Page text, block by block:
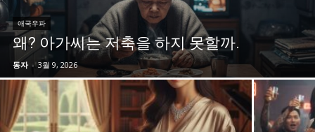
애국우파
왜? 아가씨는 저축을 하지 못할까.
동자 - 3월 9, 2026